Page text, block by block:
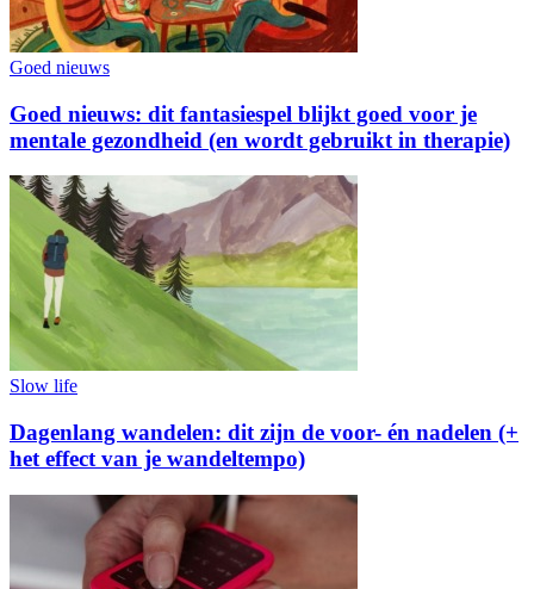
Goed nieuws
Goed nieuws: dit fantasiespel blijkt goed voor je
mentale gezondheid (en wordt gebruikt in therapie)
Slow life
Dagenlang wandelen: dit zijn de voor- én nadelen (+
het effect van je wandeltempo)